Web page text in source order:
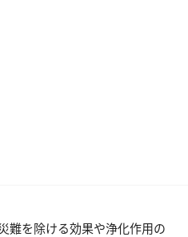
難を除ける効果や浄化作用の